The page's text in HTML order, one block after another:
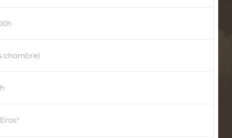
chambre)